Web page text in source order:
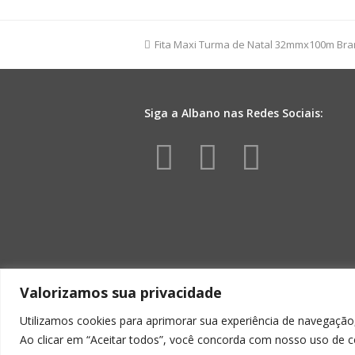
Valorizamos sua privacidade
Utilizamos cookies para aprimorar sua experiência de
Ao clicar em “Aceitar todos”, você concorda com nosso uso de
quantidade
previous
Fita Maxi Turma de Natal 32mmx100m
Siga a Albano nas Redes Sociais:
Facebook